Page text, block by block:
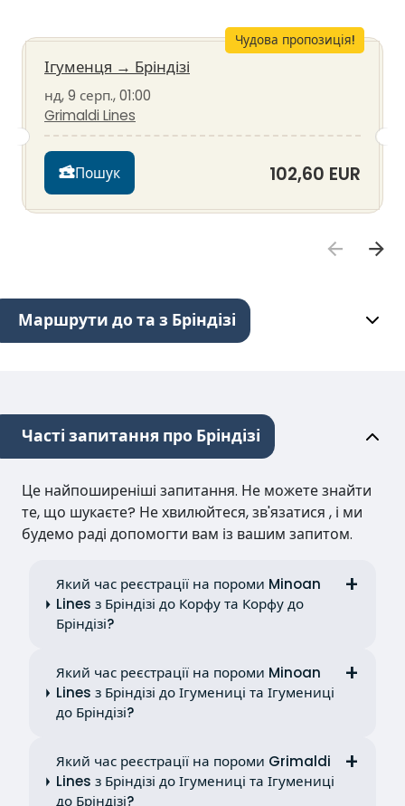
Чудова пропозиція!
Ігуменця → Бріндізі
нд, 9 серп., 01:00
Grimaldi Lines
Пошук 102,60 EUR
Маршрути до та з Бріндізі
Часті запитання про Бріндізі
Це найпоширеніші запитання. Не можете знайти
те, що шукаєте? Не хвилюйтеся, зв'язатися , і ми
будемо раді допомогти вам із вашим запитом.
Який час реєстрації на пороми Minoan
Lines з Бріндізі до Корфу та Корфу до
Бріндізі?
Який час реєстрації на пороми Minoan
Lines з Бріндізі до Ігумениці та Ігумениці
до Бріндізі?
Який час реєстрації на пороми Grimaldi
Lines з Бріндізі до Ігумениці та Ігумениці
до Бріндізі?